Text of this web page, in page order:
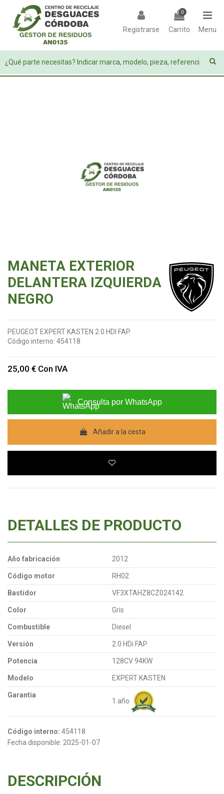
Registrarse
0
Carrito Menu
MANETA EXTERIOR
DELANTERA IZQUIERDA
NEGRO
PEUGEOT EXPERT KASTEN 2.0 HDI FAP
Código interno: 454118
25,00 € Con IVA
Consulta por WhatsApp
Añadir a la cesta
DETALLES DE PRODUCTO
Año fabricación 2012
Código motor RH02
Bastidor VF3XTAHZ8CZ024142
Color Gris
Combustible Diesel
Versión 2.0 HDi FAP
Potencia 128CV 94KW
Modelo EXPERT KASTEN
Garantia
1 año
Código interno: 454118
Fecha disponible: 2025-01-07
DESCRIPCIÓN